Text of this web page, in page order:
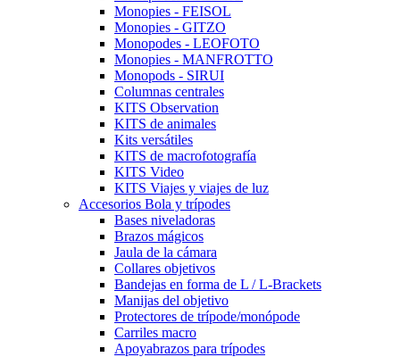
Monopies - FEISOL
Monopies - GITZO
Monopodes - LEOFOTO
Monopies - MANFROTTO
Monopods - SIRUI
Columnas centrales
KITS Observation
KITS de animales
Kits versátiles
KITS de macrofotografía
KITS Video
KITS Viajes y viajes de luz
Accesorios Bola y trípodes
Bases niveladoras
Brazos mágicos
Jaula de la cámara
Collares objetivos
Bandejas en forma de L / L-Brackets
Manijas del objetivo
Protectores de trípode/monópode
Carriles macro
Apoyabrazos para trípodes